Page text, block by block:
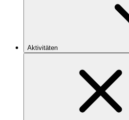
Aktivitäten